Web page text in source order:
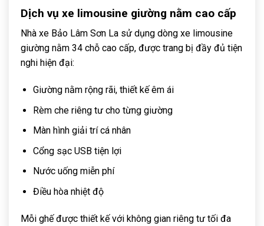
Dịch vụ xe limousine giường nằm cao cấp
Nhà xe Bảo Lâm Sơn La sử dụng dòng xe limousine
giường nằm 34 chỗ cao cấp, được trang bị đầy đủ tiện
nghi hiện đại:
Giường nằm rộng rãi, thiết kế êm ái
Rèm che riêng tư cho từng giường
Màn hình giải trí cá nhân
Cổng sạc USB tiện lợi
Nước uống miễn phí
Điều hòa nhiệt độ
Mỗi ghế được thiết kế với không gian riêng tư tối đa